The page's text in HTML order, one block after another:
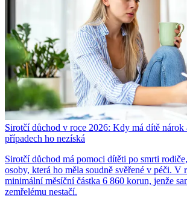
Sirotčí důchod v roce 2026: Kdy má dítě nárok
případech ho nezíská
Sirotčí důchod má pomoci dítěti po smrti
osoby, která ho měla soudně svěřené v péči. V
minimální měsíční částka 6 860 korun, jenže
zemřelému nestačí.